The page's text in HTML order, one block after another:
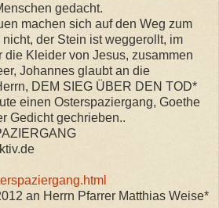
gedacht.
machen sich auf den Weg zum
der Stein ist weggerollt, im
die Kleider von Jesus, zusammen
Johannes glaubt an die
DEM SIEG ÜBER DEN TOD*
einen Osterspaziergang, Goethe
Gedicht gechrieben..
an Herrn Pfarrer Matthias Weise*